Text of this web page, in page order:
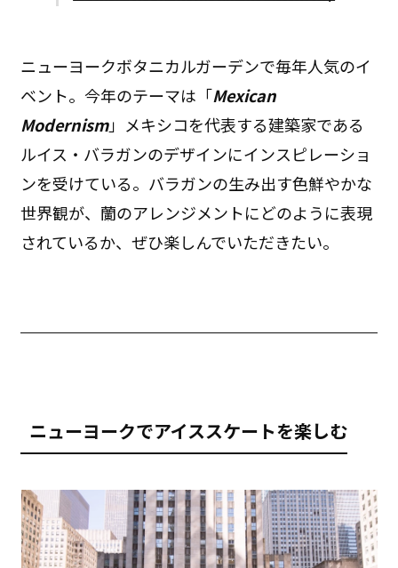
ニューヨークボタニカルガーデンで毎年人気のイ
ベント。今年のテーマは「Mexican
Modernism」メキシコを代表する建築家である
ルイス・バラガンのデザインにインスピレーショ
ンを受けている。バラガンの生み出す色鮮やかな
世界観が、蘭のアレンジメントにどのように表現
されているか、ぜひ楽しんでいただきたい。
ニューヨークでアイススケートを楽しむ